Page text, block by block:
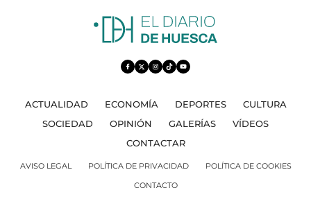
ACTUALIDAD ECONOMÍA DEPORTES
CULTURA
SOCIEDAD
OPINIÓN GALERÍAS
VÍDEOS
CONTACTAR
AVISO LEGAL POLÍTICA DE PRIVACIDAD
POLÍTICA DE COOKIES
CONTACTO